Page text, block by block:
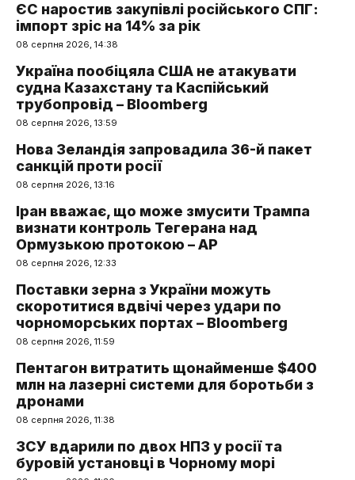
ЄС наростив закупівлі російського СПГ:
імпорт зріс на 14% за рік
08 серпня 2026, 14:38
Україна пообіцяла США не атакувати
судна Казахстану та Каспійський
трубопровід – Bloomberg
08 серпня 2026, 13:59
Нова Зеландія запровадила 36-й пакет
санкцій проти росії
08 серпня 2026, 13:16
Іран вважає, що може змусити Трампа
визнати контроль Тегерана над
Ормузькою протокою – AP
08 серпня 2026, 12:33
Поставки зерна з України можуть
скоротитися вдвічі через удари по
чорноморських портах – Bloomberg
08 серпня 2026, 11:59
Пентагон витратить щонайменше $400
млн на лазерні системи для боротьби з
дронами
08 серпня 2026, 11:38
ЗСУ вдарили по двох НПЗ у росії та
буровій установці в Чорному морі